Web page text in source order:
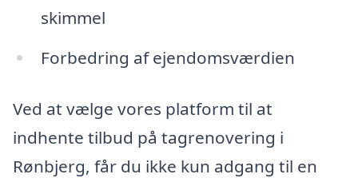
skimmel
Forbedring af ejendomsværdien
Ved at vælge vores platform til at
indhente tilbud på tagrenovering i
Rønbjerg, får du ikke kun adgang til en